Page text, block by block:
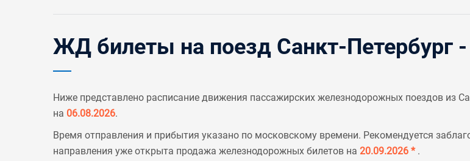
ЖД билеты на поезд Санкт-Петербург
Ниже представлено расписание движения пассажирских железнодорожных поездов из
на 06.08.2026.
Время отправления и прибытия указано по московскому времени. Рекомендуется
направления уже открыта продажа железнодорожных билетов на 20.09.2026 * .